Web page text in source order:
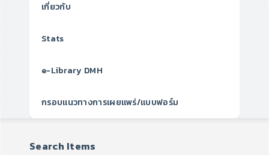
เกี่ยวกับ
Stats
e-Library DMH
กรอบแนวทางการเผยแพร่/แบบฟอร์ม
Search Items